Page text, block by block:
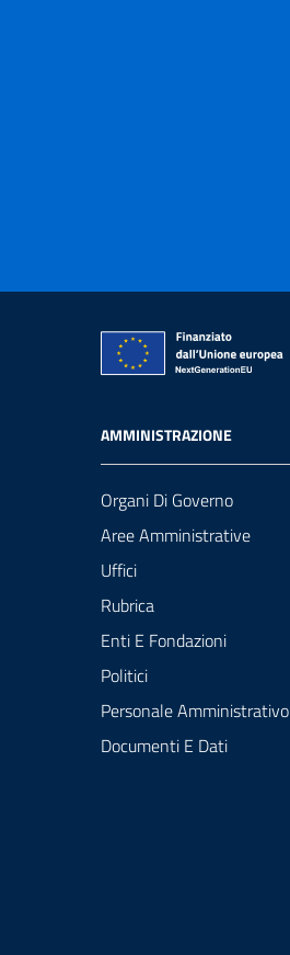
AMMINISTRAZIONE
Organi Di Governo
Aree Amministrative
Uffici
Rubrica
Enti E Fondazioni
Politici
Personale Amministrativo
Documenti E Dati